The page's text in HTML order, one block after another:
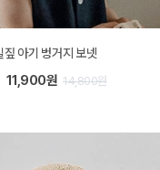
짚 아기 벙거지 보넷
11,900원 14,800원